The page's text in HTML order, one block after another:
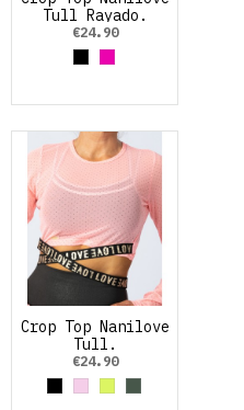
Tull Rayado.
€24.90
BlackFucsia
Crop Top Nanilove
Tull.
€24.90
BlackRosa palo
Amarillo Neon
Verde Oliva